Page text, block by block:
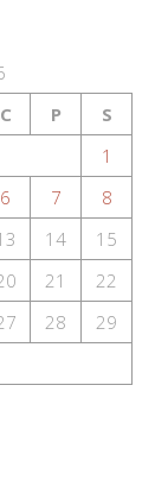
C P
S
1
6 7
8
14
15
21
22
28
29